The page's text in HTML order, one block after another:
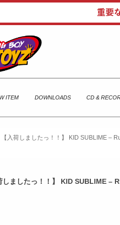
ITEM DOWNLOADS CD &
【入荷しましたっ！！】 KID SUBLIME –
しましたっ！！】 KID SUBLIME